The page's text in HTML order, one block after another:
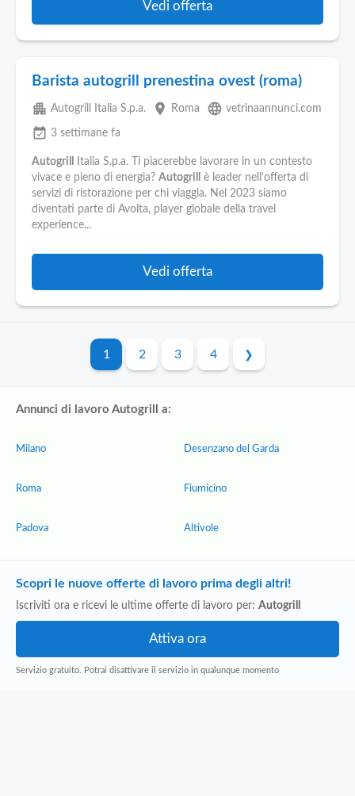
Vedi offerta
Barista autogrill prenestina ovest (roma)
apartment Autogrill Italia S.p.a. place Roma language vetrinaannunci.com
event_available 3 settimane fa
Autogrill
Italia S.p.a. Ti piacerebbe lavorare in un contesto
vivace e pieno di energia? Autogrill
è leader nell'offerta di
servizi di ristorazione per chi viaggia. Nel 2023 siamo
diventati parte di Avolta, player globale della travel
experience...
Vedi offerta
1 2 3 4
Annunci di lavoro Autogrill a:
Milano
Roma
Padova
Desenzano del Garda
Fiumicino
Altivole
Scopri le nuove offerte di lavoro prima degli altri!
Iscriviti ora e ricevi le ultime offerte di lavoro per: Autogrill
Servizio gratuito. Potrai disattivare il servizio in qualunque momento